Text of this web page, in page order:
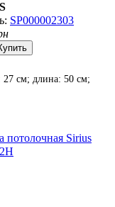
SP000002303
27 см; длина: 50 см;
потолочная Sirius